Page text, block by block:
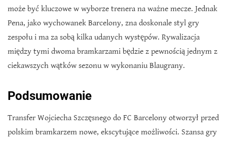
może być kluczowe w wyborze trenera na ważne mecze. Jednak
Pena, jako wychowanek Barcelony, zna doskonale styl gry
zespołu i ma za sobą kilka udanych występów. Rywalizacja
między tymi dwoma bramkarzami będzie z pewnością jednym z
ciekawszych wątków sezonu w wykonaniu Blaugrany.
Podsumowanie
Transfer Wojciecha Szczęsnego do FC Barcelony otworzył przed
polskim bramkarzem nowe, ekscytujące możliwości. Szansa gry